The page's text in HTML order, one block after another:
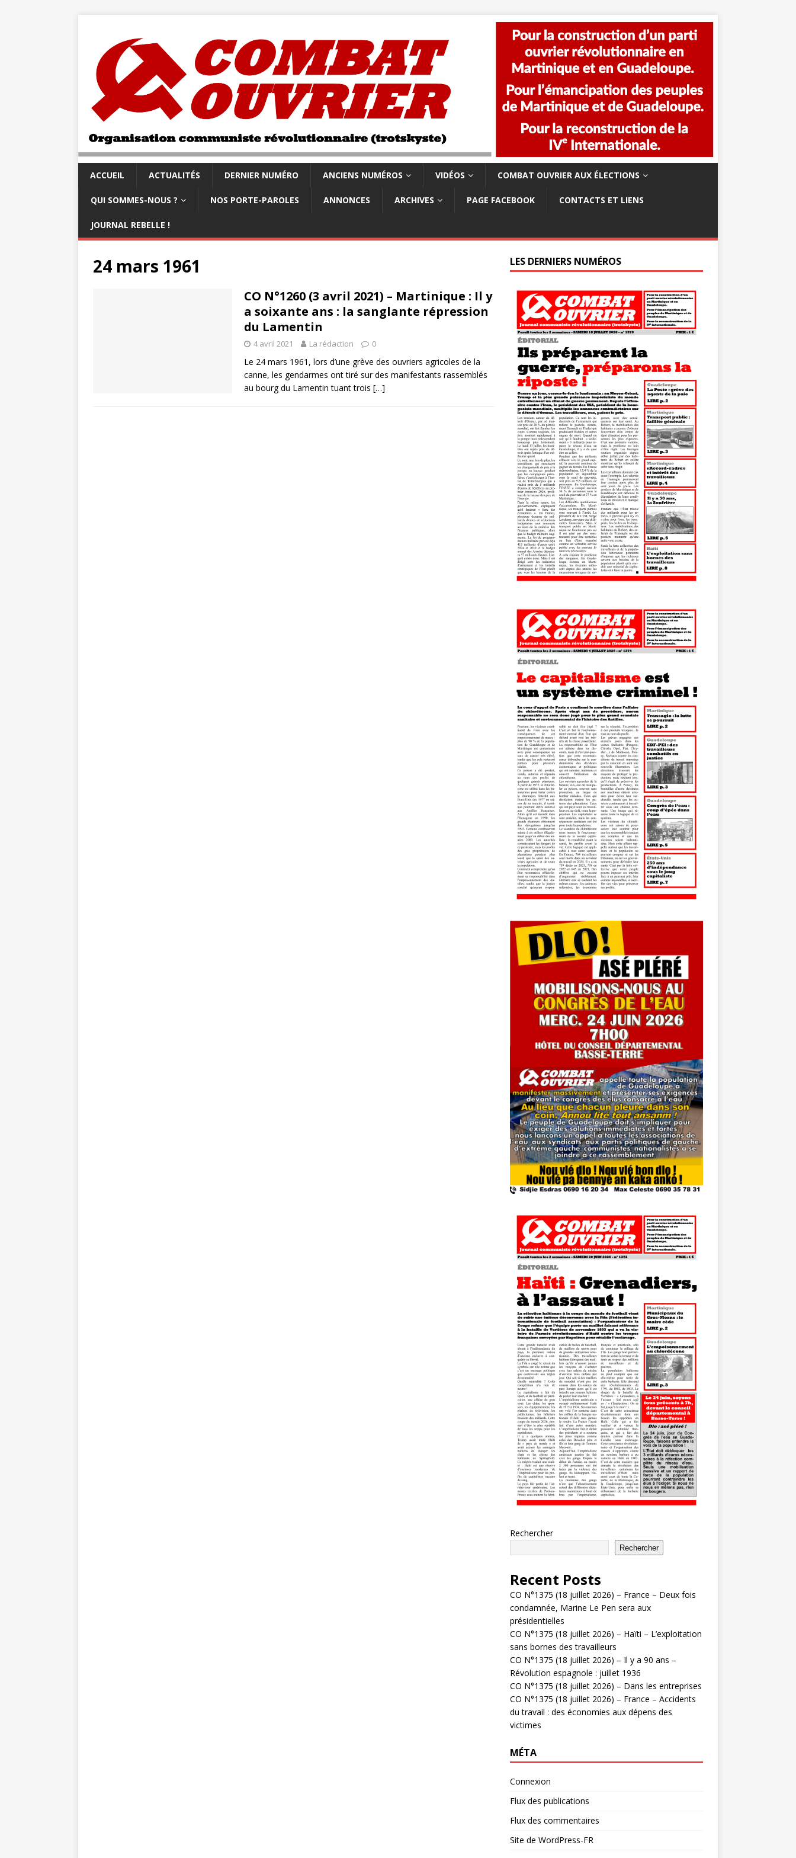
ACCUEIL ACTUALITÉS DERNIER NUMÉRO ANCIENS NUMÉROS VIDÉOS COMBAT OUVRIER AUX ÉLECTIONS
QUI SOMMES-NOUS ? NOS PORTE-PAROLES ANNONCES ARCHIVES PAGE FACEBOOK CONTACTS ET LIENS
JOURNAL REBELLE !
24 mars 1961
CO N°1260 (3 avril 2021) – Martinique : Il y
a soixante ans : la sanglante répression
du Lamentin
4 avril 2021 La rédaction 0
Le 24 mars 1961, lors d’une grève des ouvriers agricoles de la
canne, les gendarmes ont tiré sur des manifestants rassemblés
au bourg du Lamentin tuant trois […]
LES DERNIERS NUMÉROS
Rechercher
Rechercher
Recent Posts
CO N°1375 (18 juillet 2026) – France – Deux fois
condamnée, Marine Le Pen sera aux
présidentielles
CO N°1375 (18 juillet 2026) – Haïti – L’exploitation
sans bornes des travailleurs
CO N°1375 (18 juillet 2026) – Il y a 90 ans –
Révolution espagnole : juillet 1936
CO N°1375 (18 juillet 2026) – Dans les entreprises
CO N°1375 (18 juillet 2026) – France – Accidents
du travail : des économies aux dépens des
victimes
MÉTA
Connexion
Flux des publications
Flux des commentaires
Site de WordPress-FR